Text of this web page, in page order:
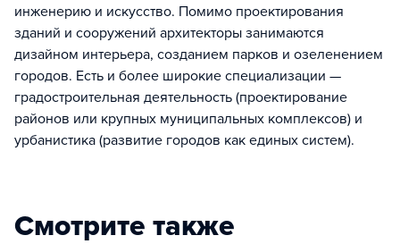
инженерию и искусство. Помимо проектирования
зданий и сооружений архитекторы занимаются
дизайном интерьера, созданием парков и озеленением
городов. Есть и более широкие специализации —
градостроительная деятельность (проектирование
районов или крупных муниципальных комплексов) и
урбанистика (развитие городов как единых систем).
Смотрите также